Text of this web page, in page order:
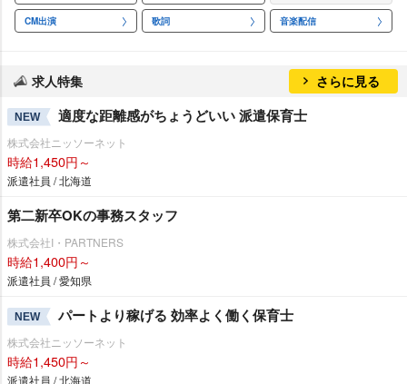
CM出演 歌詞 音楽配信
求人特集 さらに見る
NEW 適度な距離感がちょうどいい 派遣保育士
株式会社ニッソーネット
時給1,450円～
派遣社員 / 北海道
第二新卒OKの事務スタッフ
株式会社I・PARTNERS
時給1,400円～
派遣社員 / 愛知県
NEW パートより稼げる 効率よく働く保育士
株式会社ニッソーネット
時給1,450円～
派遣社員 / 北海道